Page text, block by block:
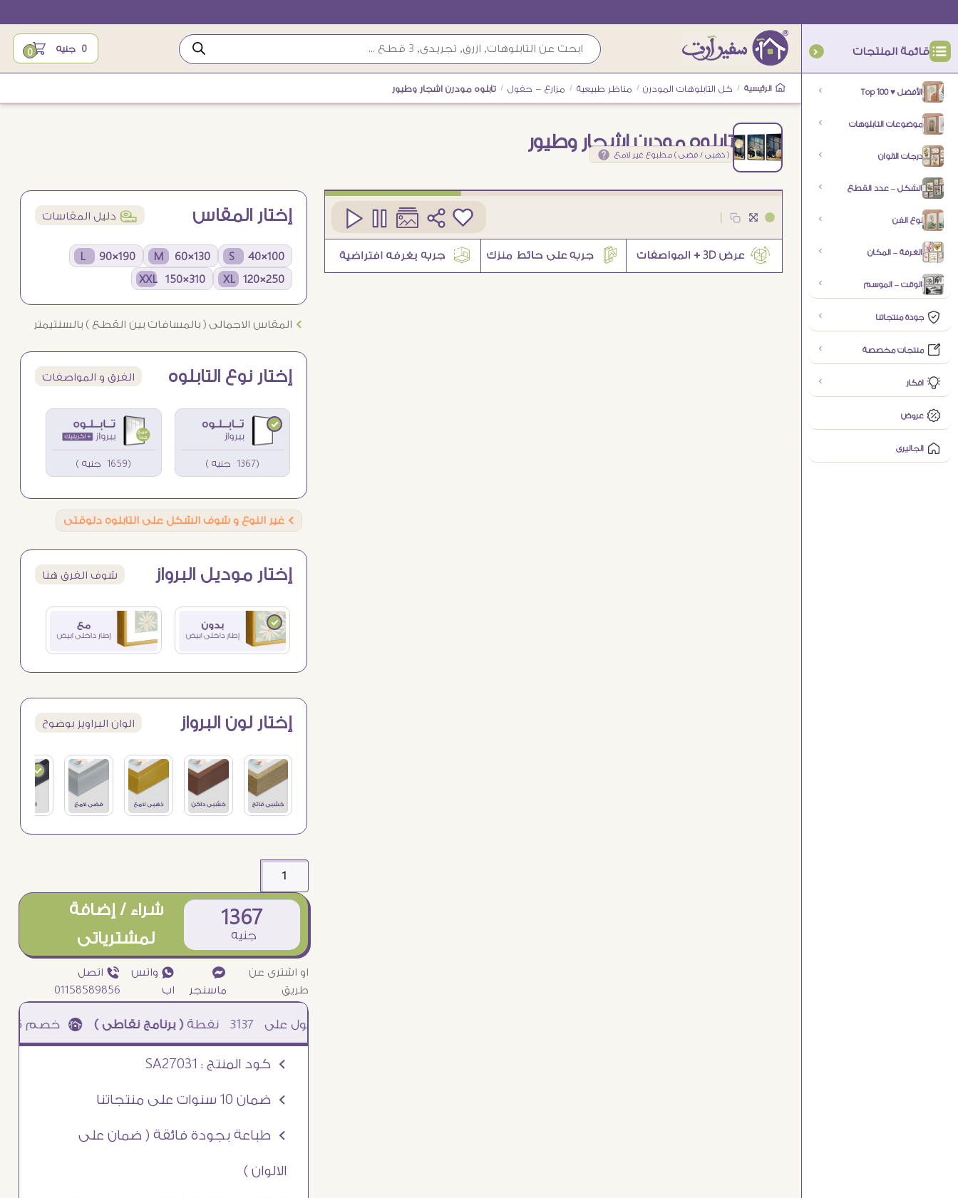
قائمة المنتجات
الأفضل ♥ Top 100
موضوعات التابلوهات
درجات الالوان
الشكل – عدد القطع
نوع الفن
الغرفة – المكان
الوقت – الموسم
جودة منتجاتنا
منتجات مخصصة
افكار
عروض
الجاليرى
0 جنيه 0
الرئيسية / كل التابلوهات المودرن / مناظر طبيعية / مزارع - حقول / تابلوه مودرن اشجار وطيور
تابلوه مودرن اشجار وطيور
( ذهبى / فضى ) مطبوع غير لامع
5 إختار المقاس í دليل المقاسات
100×40 S
130×60 M
190×90 L
250×120 XL
310×150 XXL
Ö المقاس الاجمالى ( بالمسافات بين القطع ) بالسنتيمتر
إختار نوع التابلوه الفرق و المواصفات
(1367 جنيه ) (1659 جنيه )
Ö غير النوع و شوف الشكل على التابلوه دلوقتى
إختار موديل البرواز شوف الفرق هنا
إختار لون البرواز الوان البراويز بوضوح
1367
جنيه
شراء / إضافة
لمشترياتى
او اشترى عن
طريق
¥
ماسنجر
₧ واتس
اب
ƒ اتصل
01158589856
3137 نقطة( برنامج نقاطى )à خصم 5% للعملاء الجدد à شحن مجانى عند الشراء ب 4000 جنيه à
Ö كود المنتج : SA27031
Ö ضمان 10 سنوات على منتجاتنا
Ö طباعة بجودة فائقة ( ضمان على
الالوان )